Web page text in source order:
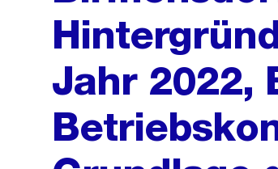
Jahr 2022,